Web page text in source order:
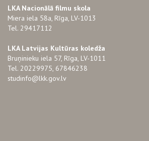
LKA Nacionālā filmu skola
Miera iela 58a, Rīga, LV-1013
Tel. 29417112
LKA Latvijas Kultūras koledža
Bruņinieku iela 57, Rīga, LV-1011
Tel. 20229975, 67846238
studinfo@lkk.gov.lv